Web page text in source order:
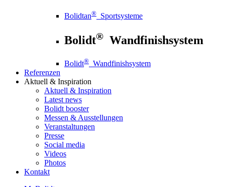
Bolidtan® Sportsysteme
Bolidt® Wandfinishsystem
Bolidt® Wandfinishsystem
Referenzen
Aktuell & Inspiration
Aktuell & Inspiration
Latest news
Bolidt booster
Messen & Ausstellungen
Veranstaltungen
Presse
Social media
Videos
Photos
Kontakt